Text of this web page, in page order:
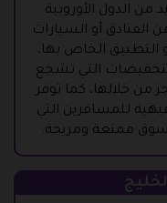
من الدول الأوروبية
الفنادق أو السيارات
التطبيق الخاص بها،
التي تشجع
من خلالها، كما توفر
للمسافرين التي
ممتعة ومريحة.